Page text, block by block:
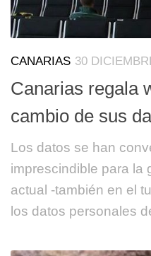
CANARIAS 30
Canarias regala
cambio de sus
Los datos se han
imprescindible para la
actual -también en el
los datos personales